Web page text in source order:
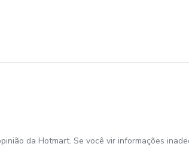
da Hotmart. Se você vir informações